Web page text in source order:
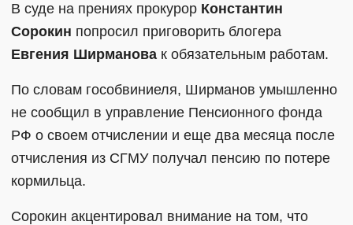
В суде на прениях прокурор Константин
Сорокин попросил приговорить блогера
Евгения Ширманова к обязательным работам.
По словам гособвиниеля, Ширманов умышленно
не сообщил в управление Пенсионного фонда
РФ о своем отчислении и еще два месяца после
отчисления из СГМУ получал пенсию по потере
кормильца.
Сорокин акцентировал внимание на том, что